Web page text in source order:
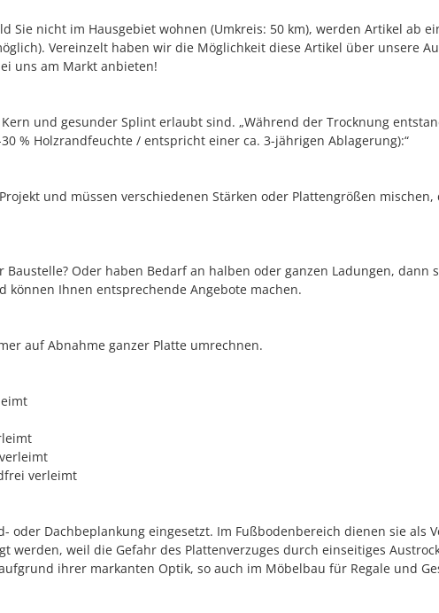
Sie nicht im Hausgebiet wohnen (Umkreis: 50 km), werden Artikel ab
Vereinzelt haben wir die Möglichkeit diese Artikel über unsere
uns am Markt anbieten!
und gesunder Splint erlaubt sind. „Während der Trocknung
% Holzrandfeuchte / entspricht einer ca. 3-jährigen Ablagerung):“
und müssen verschiedenen Stärken oder Plattengrößen
Oder haben Bedarf an halben oder ganzen Ladungen, dann
können Ihnen entsprechende Angebote machen.
auf Abnahme ganzer Platte umrechnen.
verleimt
Dachbeplankung eingesetzt. Im Fußbodenbereich dienen sie als
weil die Gefahr des Plattenverzuges durch einseitiges
ihrer markanten Optik, so auch im Möbelbau für Regale und